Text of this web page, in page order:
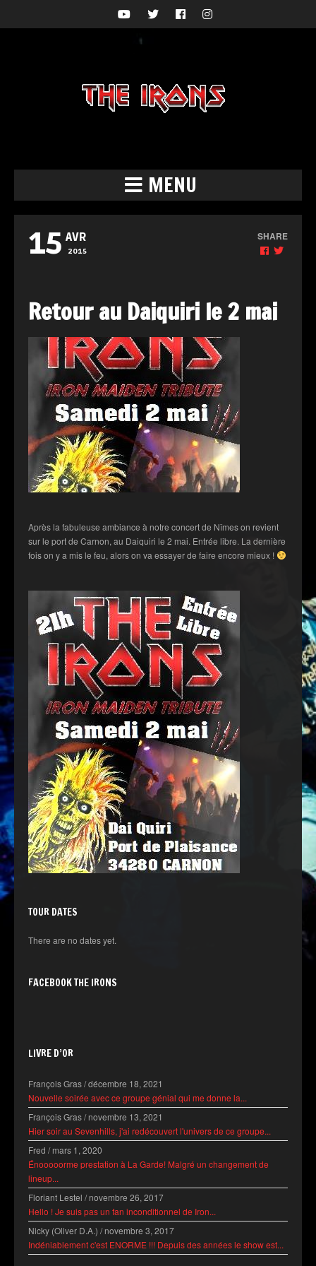
MENU
15 AVR
2015
SHARE
Retour au Daiquiri le 2 mai
Après la fabuleuse ambiance à notre concert de Nîmes on revient
sur le port de Carnon, au Daiquiri le 2 mai. Entrée libre. La dernière
fois on y a mis le feu, alors on va essayer de faire encore mieux !
TOUR DATES
There are no dates yet.
FACEBOOK THE IRONS
LIVRE D’OR
François Gras/décembre 18, 2021
Nouvelle soirée avec ce groupe génial qui me donne la...
François Gras/novembre 13, 2021
Hier soir au Sevenhills, j'ai redécouvert l'univers de ce groupe...
Fred /mars 1, 2020
Énooooorme prestation à La Garde! Malgré un changement de
lineup...
Floriant Lestel /novembre 26, 2017
Hello ! Je suis pas un fan inconditionnel de Iron...
Nicky (Oliver D.A.) /novembre 3, 2017
Indéniablement c'est ENORME !!! Depuis des années le show est...